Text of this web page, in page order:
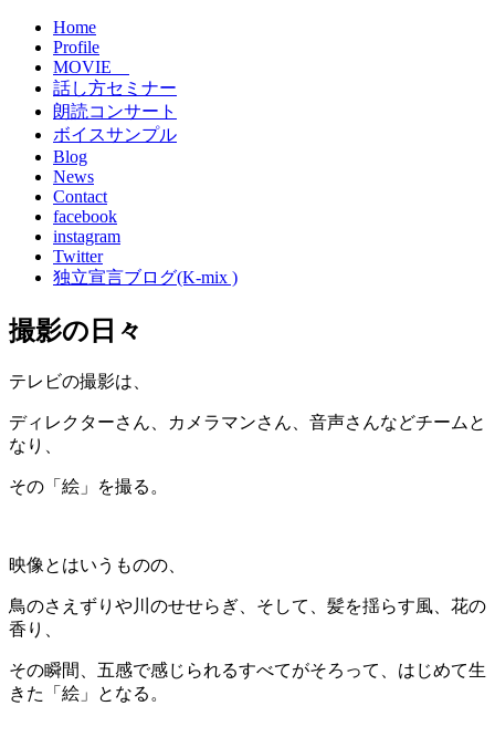
Home
Profile
MOVIE
話し方セミナー
朗読コンサート
ボイスサンプル
Blog
News
Contact
facebook
instagram
Twitter
独立宣言ブログ(K-mix )
撮影の日々
テレビの撮影は、
ディレクターさん、カメラマンさん、音声さんなどチームと
なり、
その「絵」を撮る。
映像とはいうものの、
鳥のさえずりや川のせせらぎ、そして、髪を揺らす風、花の
香り、
その瞬間、五感で感じられるすべてがそろって、はじめて生
きた「絵」となる。